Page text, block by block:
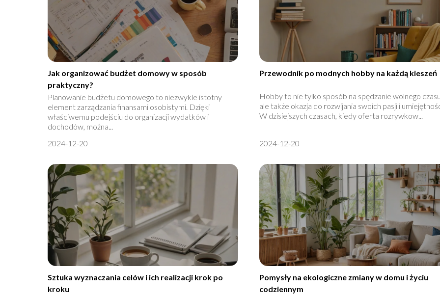
Jak organizować budżet domowy w sposób
praktyczny?
Planowanie budżetu domowego to niezwykle istotny
element zarządzania finansami osobistymi. Dzięki
właściwemu podejściu do organizacji wydatków i
dochodów, można...
2024-12-20
Przewodnik po modnych hobby na każdą kieszeń
Hobby to nie tylko sposób na spędzanie wolnego
ale także okazja do rozwijania swoich pasji i
W dzisiejszych czasach, kiedy oferta rozrywkow...
2024-12-20
Sztuka wyznaczania celów i ich realizacji krok po
kroku
Pomysły na ekologiczne zmiany w domu i życiu
codziennym